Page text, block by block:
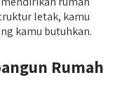
letak, kamu
kamu butuhkan.
Rumah